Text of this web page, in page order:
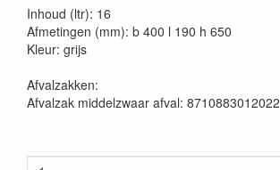
Inhoud (ltr): 16
Afmetingen (mm): b 400 l 190 h 650
Kleur: grijs
Afvalzakken:
Afvalzak middelzwaar afval: 8710883012022